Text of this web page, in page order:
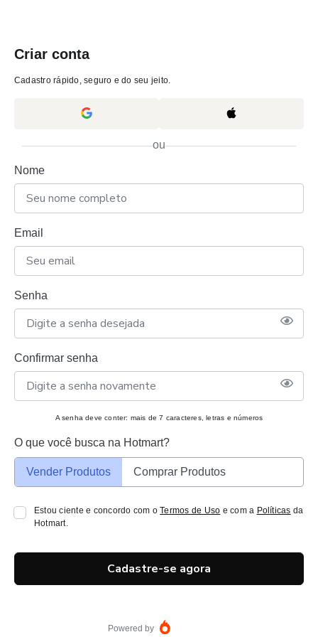
Criar conta
Cadastro rápido, seguro e do seu jeito.
ou
Nome
Email
Senha
Confirmar senha
A senha deve conter: mais de 7 caracteres, letras e números
O que você busca na Hotmart?
Vender Produtos Comprar Produtos
Estou ciente e concordo com oTermos de Uso e com a Políticas da
Hotmart.
Cadastre-se agora
Powered by